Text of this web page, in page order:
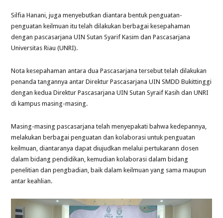
Silfia Hanani, juga menyebutkan diantara bentuk penguatan-
penguatan keilmuan itu telah dilakukan berbagai kesepahaman
dengan pascasarjana UIN Sutan Syarif Kasim dan Pascasarjana
Universitas Riau (UNRI).
Nota kesepahaman antara dua Pascasarjana tersebut telah dilakukan
penanda tangannya antar Direktur Pascasarjana UIN SMDD Bukittinggi
dengan kedua Direktur Pascasarjana UIN Sutan Syraif Kasih dan UNRI
di kampus masing-masing.
Masing-masing pascasarjana telah menyepakati bahwa kedepannya,
melakukan berbagai penguatan dan kolaborasi untuk penguatan
keilmuan, diantaranya dapat diujudkan melalui pertukarann dosen
dalam bidang pendidikan, kemudian kolaborasi dalam bidang
penelitian dan pengbadian, baik dalam keilmuan yang sama maupun
antar keahlian.